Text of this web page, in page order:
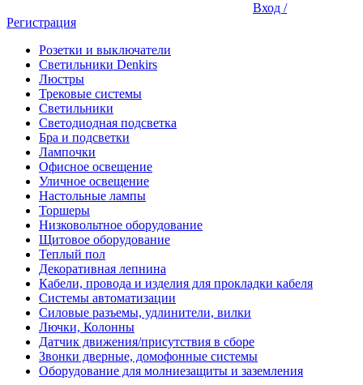
Вход /
Регистрация
Розетки и выключатели
Светильники Denkirs
Люстры
Трековые системы
Светильники
Светодиодная подсветка
Бра и подсветки
Лампочки
Офисное освещение
Уличное освещение
Настольные лампы
Торшеры
Низковольтное оборудование
Щитовое оборудование
Теплый пол
Декоративная лепнина
Кабели, провода и изделия для прокладки кабеля
Системы автоматизации
Силовые разъемы, удлинители, вилки
Лючки, Колонны
Датчик движения/присутствия в сборе
Звонки дверные, домофонные системы
Оборудование для молниезащиты и заземления